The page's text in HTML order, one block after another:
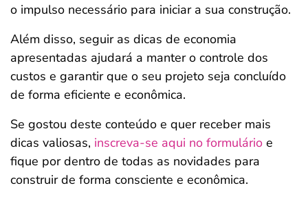
o impulso necessário para iniciar a sua construção.
Além disso, seguir as dicas de economia
apresentadas ajudará a manter o controle dos
custos e garantir que o seu projeto seja concluído
de forma eficiente e econômica.
Se gostou deste conteúdo e quer receber mais
dicas valiosas, inscreva-se aqui no formulário e
fique por dentro de todas as novidades para
construir de forma consciente e econômica.